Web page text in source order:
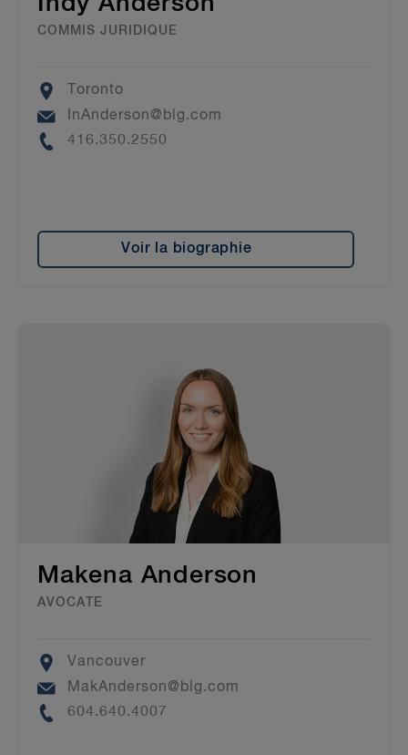
COMMIS JURIDIQUE
Location
Toronto
EmailInAnderson@blg.com
Phone
416.350.2550
Voir la biographie
Makena Anderson
AVOCATE
Location
Vancouver
EmailMakAnderson@blg.com
Phone
604.640.4007